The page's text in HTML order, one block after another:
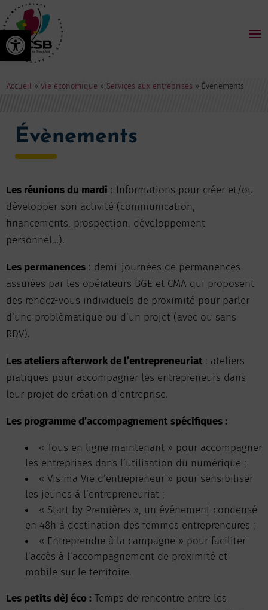
Ouvrir la barre d’outils
Accueil »Vie économique » Services aux entreprises » Évènements
Évènements
Les réunions du mardi : Informations pour créer et/ou
développer son activité (communication,
financements, prospection, développement
personnel…).
Les permanences : demi-journées de permanences
assurées par les opérateurs BGE et CMA qui proposent
des rendez-vous individuels de proximité pour parler
d’une problématique ou d’un projet (avec ou sans
RDV).
Les ateliers afterwork de l’entrepreneuriat : ateliers
pratiques pour accompagner les entrepreneurs dans
leur projet de création d’entreprise.
Les programme d’accompagnement spécifiques :
« Tous en ligne maintenant » pour accompagner
les entreprises dans l’utilisation du numérique ;
« Vis ma Vie d’entrepreneur » pour sensibiliser
les jeunes à l’entrepreneuriat ;
« Start by Premières », un événement condensé
en 48h à destination des femmes entrepreneures ;
« Entreprendre à la campagne » pour faciliter
l’accès à l’accompagnement de proximité et
mobile sur le territoire.
Les petits dèj éco : Temps de rencontre entre les